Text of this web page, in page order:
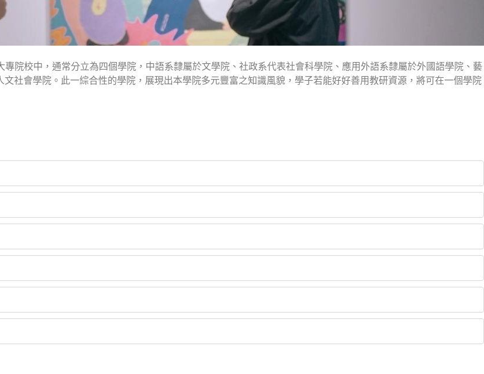
院校中，通常分立為四個學院，中語系隸屬於文學院、社政系代表社會科學院、應用外語系隸屬於外國語學院、藝
社會學院。此一綜合性的學院，展現出本學院多元豐富之知識風貌，學子若能好好善用教研資源，將可在一個學院